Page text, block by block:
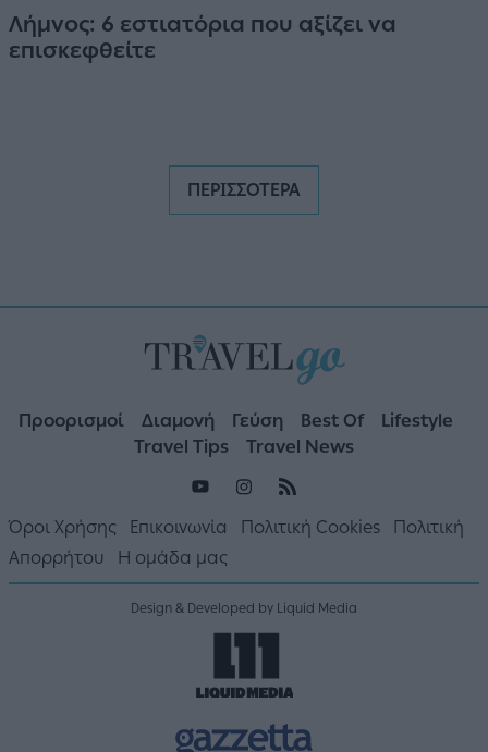
Λήμνος: 6 εστιατόρια που αξίζει να
επισκεφθείτε
ΠΕΡΙΣΣΟΤΕΡΑ
Προορισμοί Διαμονή Γεύση Best Of
Lifestyle
Travel Tips
Travel News
Όροι Χρήσης Επικοινωνία Πολιτική Cookies
Πολιτική
Απορρήτου
Η ομάδα μας
Design & Developed by Liquid Media